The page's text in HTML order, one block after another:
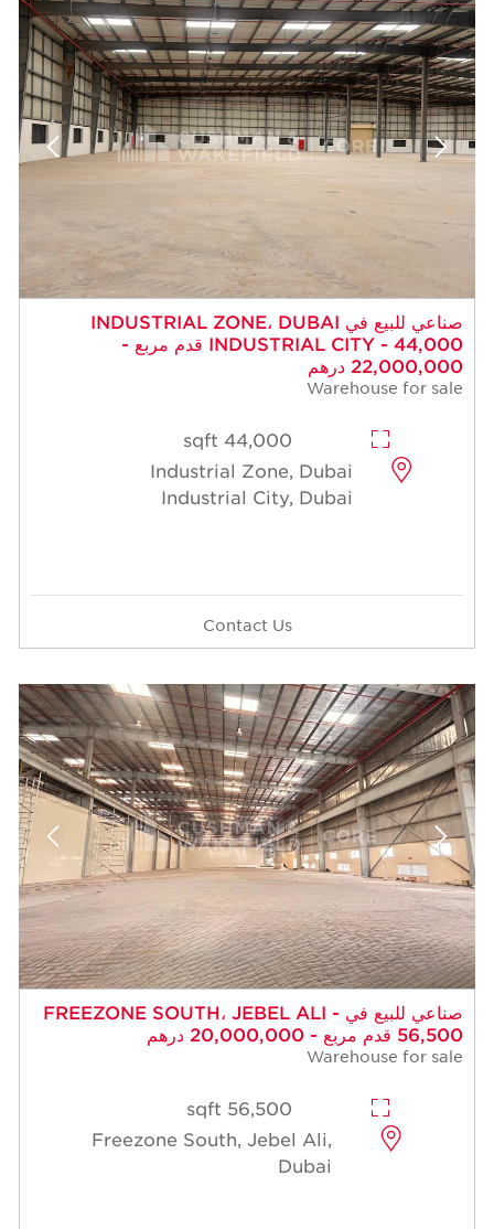
صناعي للبيع في INDUSTRIAL ZONE، DUBAI
INDUSTRIAL CITY - 44,000 قدم مربع -
22,000,000 درهم
Warehouse for sale
44,000 sqft
Industrial Zone, Dubai
Industrial City, Dubai
Contact Us
صناعي للبيع في FREEZONE SOUTH، JEBEL ALI -
56,500 قدم مربع - 20,000,000 درهم
Warehouse for sale
56,500 sqft
Freezone South, Jebel Ali,
Dubai